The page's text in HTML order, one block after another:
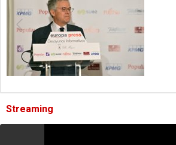
Streaming